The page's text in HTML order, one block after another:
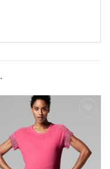
Adauga
in
wishlist!